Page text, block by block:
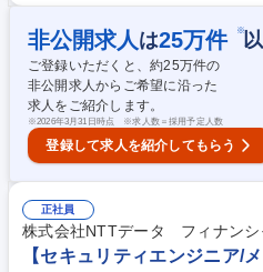
て、提案・設計・構築から運用引継ぎ
プレミスからクラウドまで幅広い技術
着実にスキルを積み上げ、将来的にPL
的に育成することをミッションとしています。 募集職種 ＜
技術第1部】東京:インフラエンジニア
非公開求人 は25万件 ※
ご登録いただくと、約25万件の
非公開求人からご希望に沿った
求人をご紹介します。
※2026年3月31日時点 ※求人数＝採用予定人数
登録して求人を紹介してもらう
正社員
株式会社NTTデータ フィナンシ
【セキュリティエンジニア/